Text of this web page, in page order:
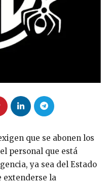
que se abonen los
personal que está
ya sea del Estado
extenderse la